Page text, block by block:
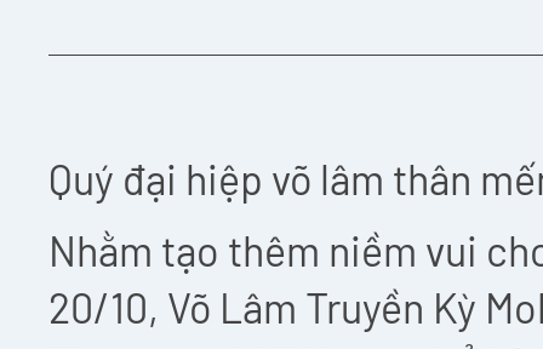
Quý đại hiệp võ lâm thân
Nhằm tạo thêm niềm vui
20/10, Võ Lâm Truyền Kỳ